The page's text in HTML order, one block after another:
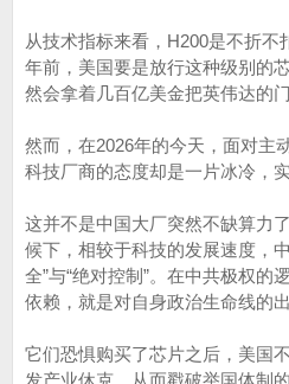
从技术指标来看，H200是不折不
年前，美国要是放行这种级别的
然会拿着几百亿美金把英伟达的门
然而，在2026年的今天，面对主
科技厂商的态度却是一片冰冷，
这并不是中国大厂突然不缺算力
候下，相较于科技的发展速度，
全”与“绝对控制”。在中共极权的
依赖，就是对自身政治生命线的出
它们恐惧购买了芯片之后，美国
发产业休克，从而戳破举国体制